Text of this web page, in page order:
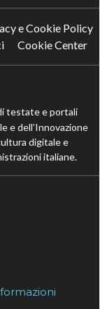
e Cookie Policy
Cookie Center
testate e portali
e dell’Innovazione
digitale e
italiane.